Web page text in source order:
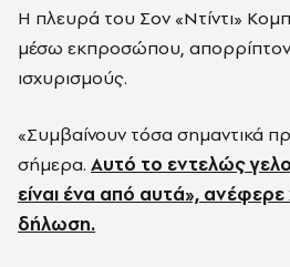
Η πλευρά του Σον «Ντίντι»
μέσω εκπροσώπου,
ισχυρισμούς.
«Συμβαίνουν τόσα σημαντικά
σήμερα. Αυτό το εντελώς
είναι ένα από αυτά», ανέφερε
δήλωση.